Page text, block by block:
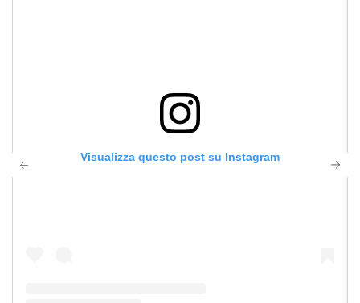
Visualizza questo post su Instagram